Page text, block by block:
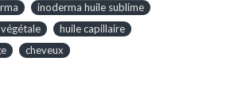
inoderma huile sublime
huile capillaire
cheveux